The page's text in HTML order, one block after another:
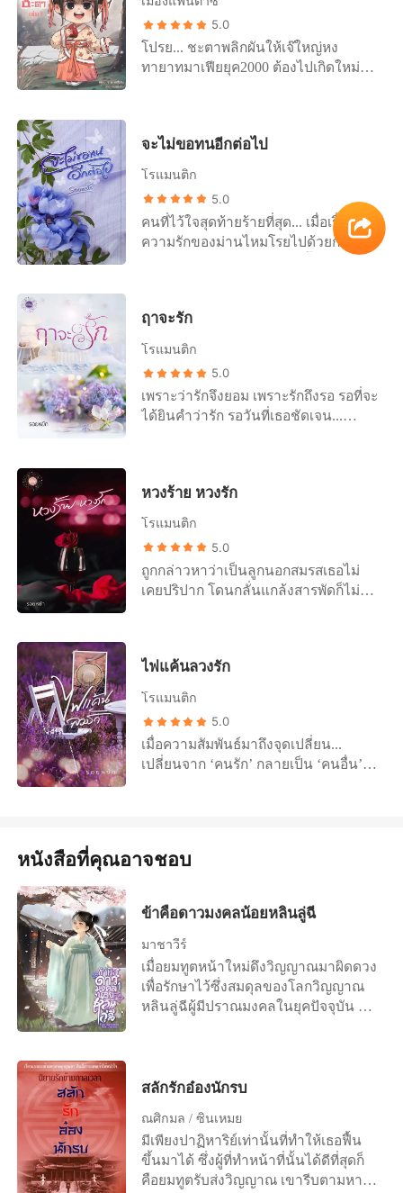
5.0
โปรย... ชะตาพลิกผันให้เจ๊ใหญ่หง
ทายาทมาเฟียยุค2000 ต้องไปเกิดใหม่ที่
ทว่าเมื่อลืมตาตื่นความทรงจำกลับเลือน
ราง นางกลายเป็นก้อนแป้งน้อยโดย
ความทรงจำยังเลือนรางอีก สวรรค์ท่าน
กลั่นแกล้งข้าหรือไร?
จะไม่ขอทนอีกต่อไป
โรแมนติก
5.0
คนที่ไว้ใจสุดท้ายร้ายที่สุด... เมื่อเรื่องราว
ความรักของม่านไหมโรยไปด้วยกลีบ
เธอถูกหนามแหลมคมของดอกกุหลาบที่
ชื่นชอบคอยทิ่มแทงให้เธอเจ็บแล้ว
ไว้ใจที่มีมาพังทลายลง! คนที่มั่นคงและ
ซื่อสัตย์ในรักอย่างเธอต้องมานั่งเสียใจ
นอนร้องไห้ ต้องเจ็บปวดจากการกระทำ
และให้อภัยเขาในที่สุด หรือ! เดินหน้า
เริ่มต้นใหม่กับใครอีกคนที่หวังดีกับเธอ
ตลอดมา เป็นกำลังใจให้ม่านไหมด้วยนะ
คะ ...............................................
ตัวอย่างบางส่วนในนิยายค่ะ “ทำแบบนี้
ทำไม” คำถามแผ่วเบาที่ออกจากปาก
ตอบเลือกที่จะหันหลังเดินไปยังตู้เสื้อผ้า
แบบนี้ทำไม!” เสียงของม่านไหมดังขึ้น
หญิงสาวไม่ปล่อยให้ชายหนุ่มหันหลังให้
เธอเดินเข้าไปแล้วกระชากให้เขามามอง
หน้าเธอทันที “ตอบสิ ทำแบบนี้ทำไม
ฤาจะรัก
โรแมนติก
5.0
เพราะว่ารักจึงยอม เพราะรักถึงรอ รอที่จะ
ได้ยินคำว่ารัก รอวันที่เธอชัดเจน...
ที่เขานั่งทนฟังเสียงร้องไห้ของหญิงสาว
มาร่วมชั่วโมงกว่าเกือบจะสองชั่วโมงได้
ฮึก! แล้วพี่สงจะให้ฉายทำยังไง” หญิง
สาวตอบกลับพลางสะอื้นไห้ .......... “นาน
แล้วนะครับฉาย พี่ทรมาน” น้ำเสียงทุ้ม
แล้วที่เราไม่ได้รักกัน ฉายไม่สงสารพี่เห
รอครับ” เขายังคงหว่านล้อมเธอด้วยคำ
พูดจนจันทร์ฉายเริ่มลังเล ชายหนุ่มยกยิ้ม
มุมปากพร้อมพูดต่อ “รักของพี่มีให้ฉาย
แค่คนเดียว ทั้งหัวใจพี่ก็มีแค่ฉาย จะทำ
อะไรก็นึกถึงแต่ฉาย แบบนี้... พี่ควรได้
รางวัลหรือยังครับ” พูดแล้วก็เป่าลมร้อน
สัญญาว่าจะระวัง” “แต่ว่า” “ให้พี่ทักทาย
ลูก ต่อแขนต่อขาให้ลูกนะครับคนดี พี่
สงกรานต์พูดด้วยน้ำเสียงแหบพร่า ก่อน
หญิงสาว “คะ ครั้งเดียวนะคะ” “ขอบคุณ
ครับ” เมื่อได้รับคำอนุญาตสงกรานต์ก็ไม่
คิดเกรงใจอีกเขาตะโบมจูบจันทร์ฉาย
ด้วยความคิดถึงและความรักทั้งหมดที่มี
ปลดเปลื้องเสื้อผ้าเธอด้วยความชำนิ
ชำนาญ
หวงร้าย หวงรัก
โรแมนติก
5.0
ถูกกล่าวหาว่าเป็นลูกนอกสมรสเธอไม่
เคยปริปาก โดนกลั่นแกล้งสารพัดก็ไม่
ของตัวเองแล้ว ระวังตัวไว้ให้ดีละ เตือน
แล้วนะ... .......... ตัวอย่าง 1 “ดี! งั้นมาดู
ความจริง แต่เธอคงไม่ถือใช่ไหมพริมา
ถ้าต้องใช้ผู้ชายคนเดียวกันกับพี่สาว
อย่างฉันน่ะ” กล่าวถามก่อนจะหัวเราะ
กระเป๋าขึ้นมาสะพายแล้วเดินกลับไปยัง
เสียงเย็น ๆ ของน้องสาวที่ดังขึ้นด้านหลัง
กลับหยุดเธอไว้ “ก็เอาสิคะ ถ้าพี่อิงมั่นใจ
ว่าจะแย่งเขาไปจากฉันได้ก็ลองดู แต่
บอกไว้ก่อนนะคะว่าฉันเป็นคนหวงของ
ยิ่งรักมากก็หวงมาก และฉันคงไม่ยอมอยู่
เฉย ๆ เหมือนที่แล้วมาแน่ อะไรที่เป็น
เชิญ แล้วจะได้รู้ ว่าฉันทำอะไรได้
อิงอรอารมณ์เสียเพราะคำพูดของพริมา
แต่ไม่ใช่ในคำเตือน เธอหันกลับมามอง
หน้าน้องสาวแล้วส่งสายตาฟาดฟันกัน
ก่อนจะสะบัดหน้าหนีเดินออกจากห้องไป
ไฟแค้นลวงรัก
โรแมนติก
5.0
เมื่อความสัมพันธ์มาถึงจุดเปลี่ยน...
เปลี่ยนจาก ‘คนรัก’ กลายเป็น ‘คนอื่น’
ว่าพี่ผิด และเขมคงไม่ให้อภัยพี่ง่าย ๆ แต่
เสียใจกับสิ่งที่พี่ทำลงไป” “...” “พี่ขอโทษ
นะครับ คือพี่ไม่ได้ตั้งใจจะทำแบบนั้นกับ
เขมนะ พี่แค่โกรธและโมโหมากไป
หน่อย” เขมิกายกยิ้มพลางหัวเราะหยัน
ในลำคอ รู้สึกโกรธคนตรงหน้าจนไม่
อยากมองหน้าต้องมองเขาด้วยหางตา
ว่าหลังจากนี้ไปนอกจากเรื่องงาน
อีก เข้าใจตรงกันนะคะ” นี่เขาทำอะไรลง
ไป... ถ้าเขาลดอคติลง ฟังเธอสักนิด วันนี้
เขาคงไม่ต้องทำร้ายเธอจนทำให้เธอ
หวาดกลัวเขาแบบนั้น ไม่ต้องเห็นสายตา
หนังสือที่คุณอาจชอบ
ข้าคือดาวมงคลน้อยหลินลู่ฉี
มาชาวีร์
เมื่อยมทูตหน้าใหม่ดึงวิญญาณมาผิดดวง
เพื่อรักษาไว้ซึ่งสมดุลของโลกวิญญาณ
หลินลู่ฉีผู้มีปราณมงคลในยุคปัจจุบัน จึง
วิญญาณสวมร่างได้ แต่เมื่อขับไล่
จำเป็นต้องขับไล่คน ออกจากอารามแทน
++++ "อนิจจาวาสนาเด็กน้อยได้ดับสิ้น
ลงแล้ว จี้คงเตรียมพิธีสวดส่งวิญญาณให้
นางเถอะ" นักพรตเฒ่าสั่งการลูกศิษย์ตัว
สลักรักอ๋องนักรบ
ณศิกมล / ซินเหมย
มีเพียงปาฏิหาริย์เท่านั้นที่ทำให้เธอฟื้น
ขึ้นมาได้ ซึ่งผู้ที่ทำหน้าที่นั้นได้ดีที่สุดก็
คือยมทูตรับส่งวิญญาณ เขารีบตามหา